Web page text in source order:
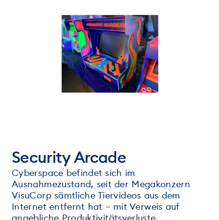
Security Arcade
Cyberspace befindet sich im
Ausnahmezustand, seit der Megakonzern
VisuCorp sämtliche Tiervideos aus dem
Internet entfernt hat – mit Verweis auf